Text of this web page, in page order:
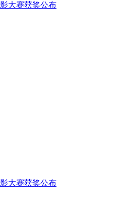
大赛获奖公布
大赛获奖公布